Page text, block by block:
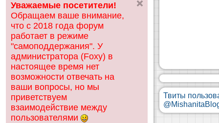
ск
Уважаемые посетители!
Обращаем ваше внимание,
что с 2018 года форум
работает в режиме
"самоподдержания". У
администратора (Foxy) в
настоящее время нет
возможности отвечать на
ваши вопросы, но мы
приветствуем
взаимодействие между
пользователями
Твиты